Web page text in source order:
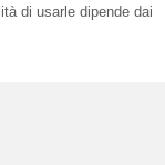
di usarle dipende dai